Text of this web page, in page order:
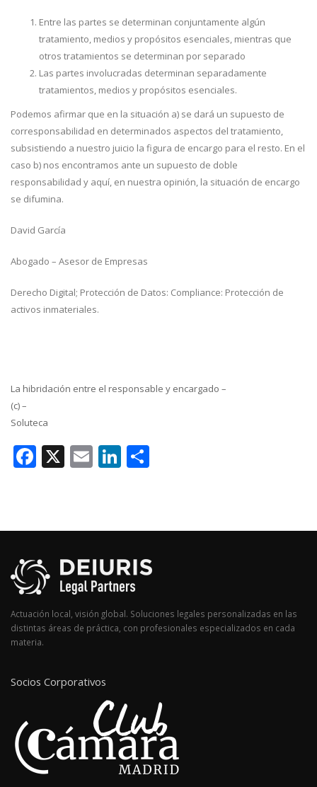
Entre las partes se determinan conjuntamente algún
tratamiento, medios y propósitos esenciales, mientras que
otros tratamientos se determinan por separado
Las partes involucradas determinan separadamente
tratamientos, medios y propósitos esenciales.
Podemos afirmar que en la situación a) se dará un supuesto de
corresponsabilidad en determinados aspectos del tratamiento,
subsistiendo a nuestro juicio la figura de encargo para el resto. En el
caso b) nos encontramos ante un supuesto de doble
responsabilidad y aquí, en nuestra opinión, la situación de encargo
se difumina.
David García
Abogado – Asesor de Empresas
Derecho Digital; Protección de Datos: Compliance: Protección de
activos inmateriales.
La hibridación entre el responsable y encargado –
(c) –
Soluteca
Facebook
X EmailLinkedIn
Actuación local, visión global. Soluciones legales personalizadas en las
distintas áreas de práctica, con profesionales especializados en cada
materia.
Socios Corporativos